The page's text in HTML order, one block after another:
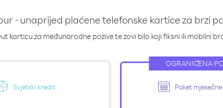
- unaprijed plaćene telefonske kartice za brzi
karticu za međunarodne pozive te zovi bilo koji fiksni ili mobilni
Svjetski kredit
OGRANIČENA
Paket